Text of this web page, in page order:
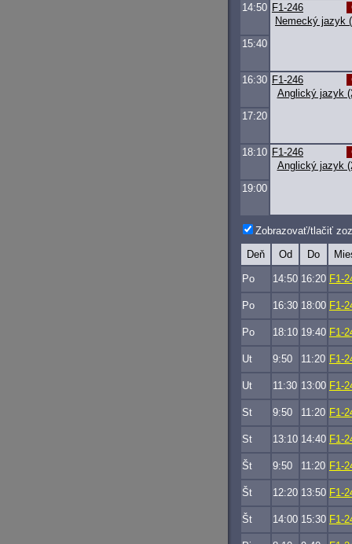
14:50
Nemecký jazyk
F1-246
15:40
16:30
Anglický jazyk
F1-246
17:20
18:10
Anglický jazyk
F1-246
19:00
Zobrazovať/tlačiť
Deň Od Do
Po 14:50 16:20 F1-
Po 16:30 18:00 F1-
Po 18:10 19:40 F1-
Ut 9:50 11:20 F1-
Ut 11:30 13:00 F1-
St 9:50 11:20 F1-
St 13:10 14:40 F1-
Št 9:50 11:20 F1-
Št 12:20 13:50 F1-
Št 14:00 15:30 F1-